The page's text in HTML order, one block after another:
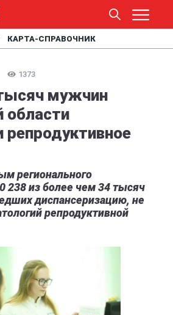
КАРТА-СПРАВОЧНИК
1373
мужчин
области
репродуктивное
регионального
238 из более чем 34 тысяч
диспансеризацию, не
репродуктивной